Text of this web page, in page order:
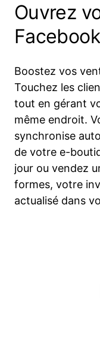
Ouvrez
Boostez vos
Touchez les
tout en gérant
même endroit.
synchronise
de votre e-
jour ou vendez
formes, votre
actualisé dans